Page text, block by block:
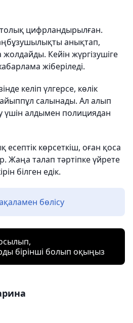
толық цифрландырылған.
анықтап,
Кейін жүргізушіге
жіберіледі.
келіп үлгерсе, көлік
салынады. Ал алып
үшін алдымен полициядан
көрсеткіш, оған қоса
Жаңа талап тәртіпке үйрете
білген едік.
бөлісу
бірінші болып оқыңыз